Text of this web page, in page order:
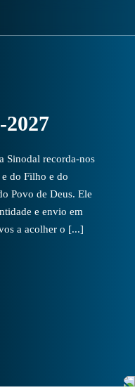
2027
Sinodal recorda-nos
do Filho e do
Povo de Deus. Ele
e envio em
a acolher o [...]